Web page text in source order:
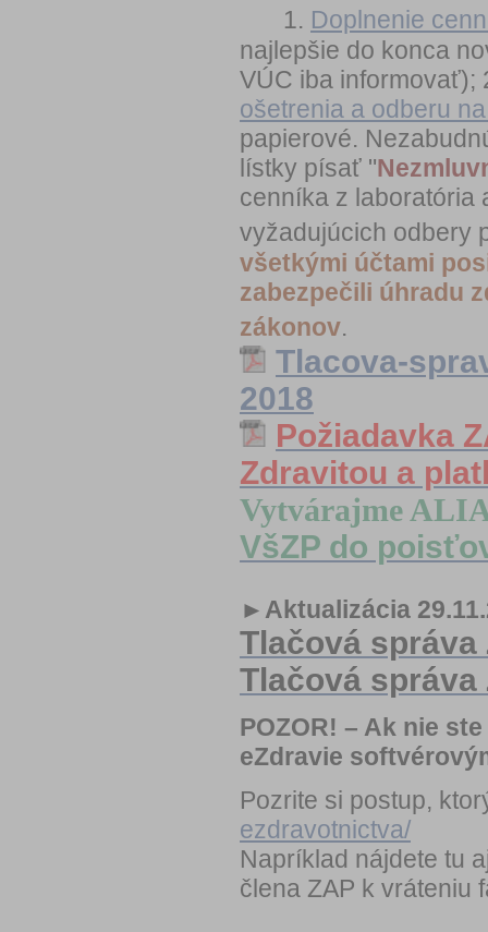
1. Doplnenie
najlepšie do konca
VÚC iba informovať);
ošetrenia a odberu
papierové.
lístky písať "
cenníka z laboratória
vyžadujúcich odbery
všetkými účtami
zabezpečili úhradu
zákonov.
Tlacova-
2018
Požiadavka
Zdravitou a
Vytvárajme
VšZP do
►Aktualizácia
Tlačová spr
Tlačová
POZOR! – Ak nie
eZdravie
Pozrite si postup,
ezdravotnictva/
Napríklad nájdete tu
člena ZAP k vráteniu